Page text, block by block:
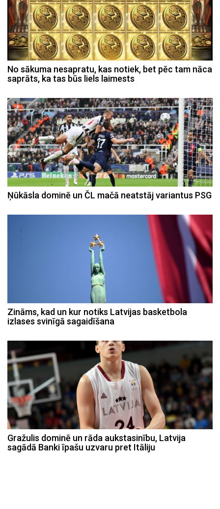
No sākuma nesapratu, kas notiek, bet pēc tam nāca
saprāts, ka tas būs liels laimests
Ņūkāsla dominē un ČL mačā neatstāj variantus PSG
Zināms, kad un kur notiks Latvijas basketbola
izlases svinīgā sagaidīšana
Gražulis dominē un rāda aukstasinību, Latvija
sagādā Banki īpašu uzvaru pret Itāliju